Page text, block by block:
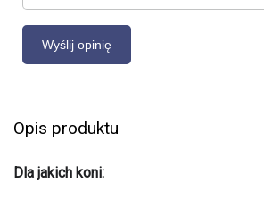
Opis produktu
Dla jakich koni: